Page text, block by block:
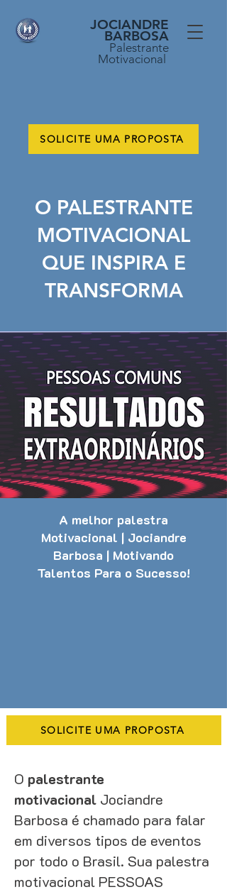
JOCIANDRE
BARBOSA
Palestrante
Motivacional
SOLICITE UMA PROPOSTA
O PALESTRANTE
MOTIVACIONAL
QUE INSPIRA E
TRANSFORMA
A melhor palestra
Motivacional | Jociandre
Barbosa | Motivando
Talentos Para o Sucesso!
SOLICITE UMA PROPOSTA
O palestrante
motivacional Jociandre
Barbosa é chamado para falar
em diversos tipos de eventos
por todo o Brasil. Sua palestra
motivacional PESSOAS